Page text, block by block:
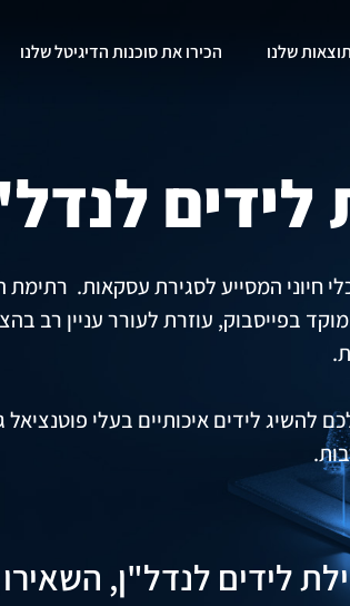
שלנו הכירו את סוכנות הדיגיטל שלנו
לידים
חיוני המסייע לסגירת עסקאות. רתימת
בפייסבוק, עוזרת לעורר עניין רב
להשיג לידים איכותיים בעלי פוטנציאל
לידים לנדל"ן,